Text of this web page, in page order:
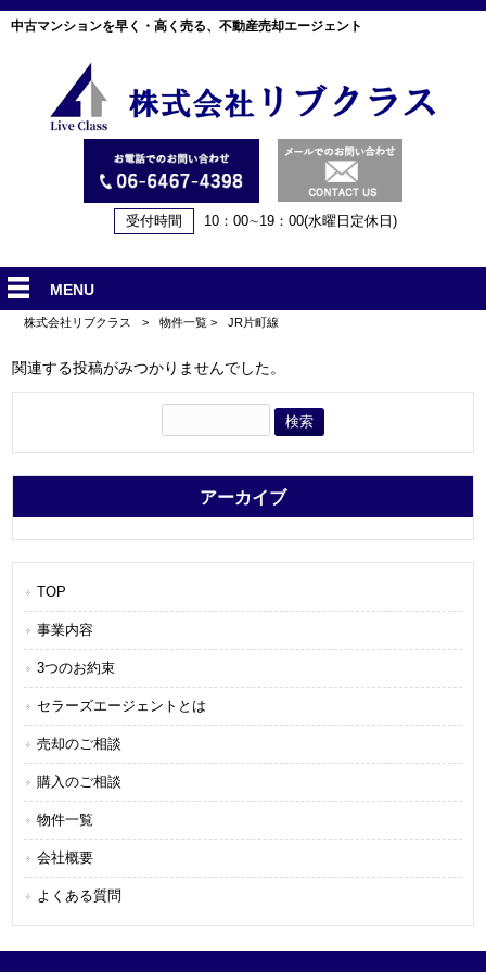
中古マンションを早く・高く売る、不動産売却エージェント
受付時間 10：00∼19：00(水曜日定休日)
MENU
株式会社リブクラス > 物件一覧 > JR片町線
関連する投稿がみつかりませんでした。
アーカイブ
TOP
事業内容
3つのお約束
セラーズエージェントとは
売却のご相談
購入のご相談
物件一覧
会社概要
よくある質問